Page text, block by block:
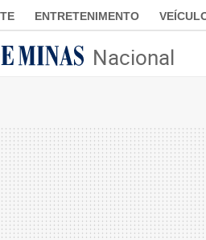
ENTRETENIMENTO
Nacional